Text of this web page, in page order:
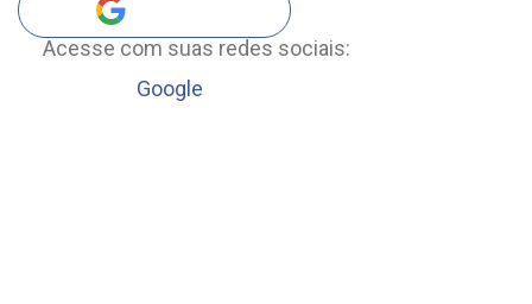
Acesse com suas redes sociais:
Google